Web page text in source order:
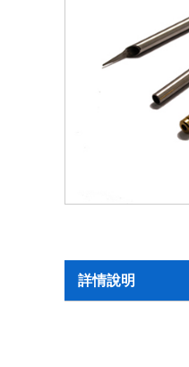
詳情說明